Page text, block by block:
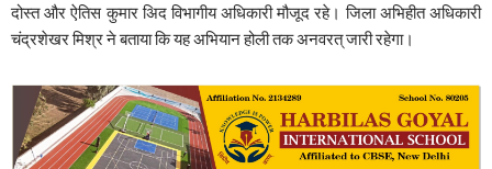
दोस्त और ऐतिस कुमार अिद विभागीय अधिकारी मौजूद रहे। जिला अभिहीत अधिकारी
चंद्रशेखर मिश्र ने बताया कि यह अभियान होली तक अनवरत् जारी रहेगा।